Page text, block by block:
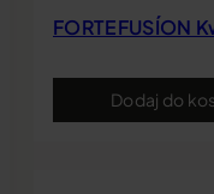
FORTEFUSÍON
Dodaj do